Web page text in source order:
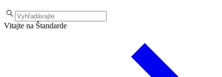
Vitajte na Štandarde